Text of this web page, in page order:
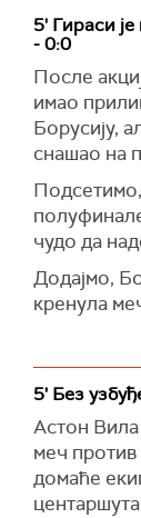
5' Гираси
- 0:0
После
имао
Борусију,
снашао на
чудо да
Додајмо,
кренула
5' Без
Астон
меч
домаће